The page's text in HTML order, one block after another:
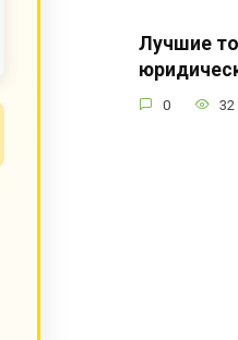
Лучшие
0 32